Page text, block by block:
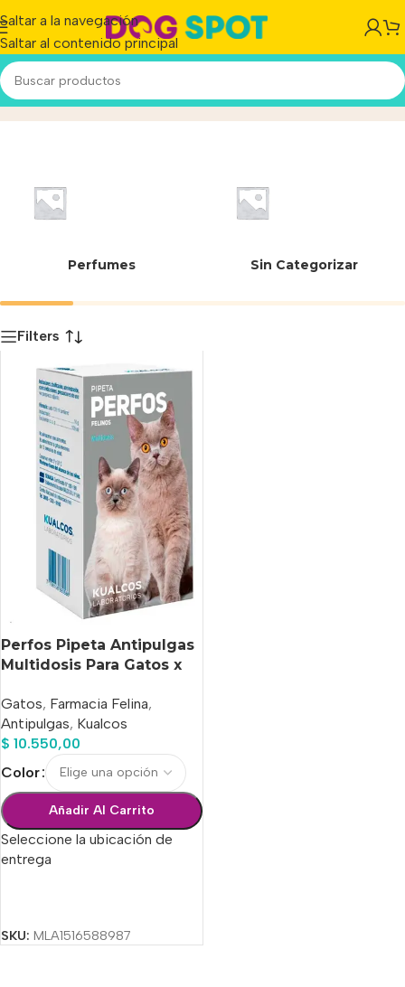
Saltar a la navegación
Saltar al contenido principal
08-198Inicio/Producto
Perfumes Sin Categorizar
Filters
Perfos Pipeta Antipulgas
Multidosis Para Gatos x
Gatos, Farmacia Felina,
Antipulgas, Kualcos
$ 10.550,00
Color
Añadir Al Carrito
Seleccione la ubicación de
entrega
SKU: MLA1516588987